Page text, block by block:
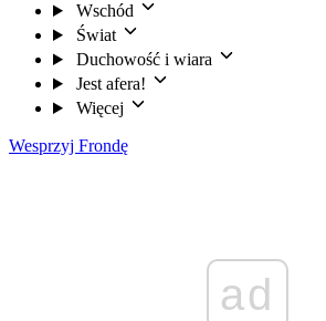
Wschód
Świat
Duchowość i wiara
Jest afera!
Więcej
Wesprzyj Frondę
ad